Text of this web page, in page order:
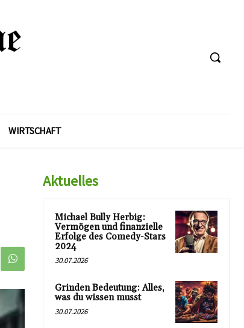
WIRTSCHAFT
Aktuelles
Michael Bully Herbig:
Vermögen und finanzielle
Erfolge des Comedy-Stars
2024
30.07.2026
Grinden Bedeutung: Alles,
was du wissen musst
30.07.2026